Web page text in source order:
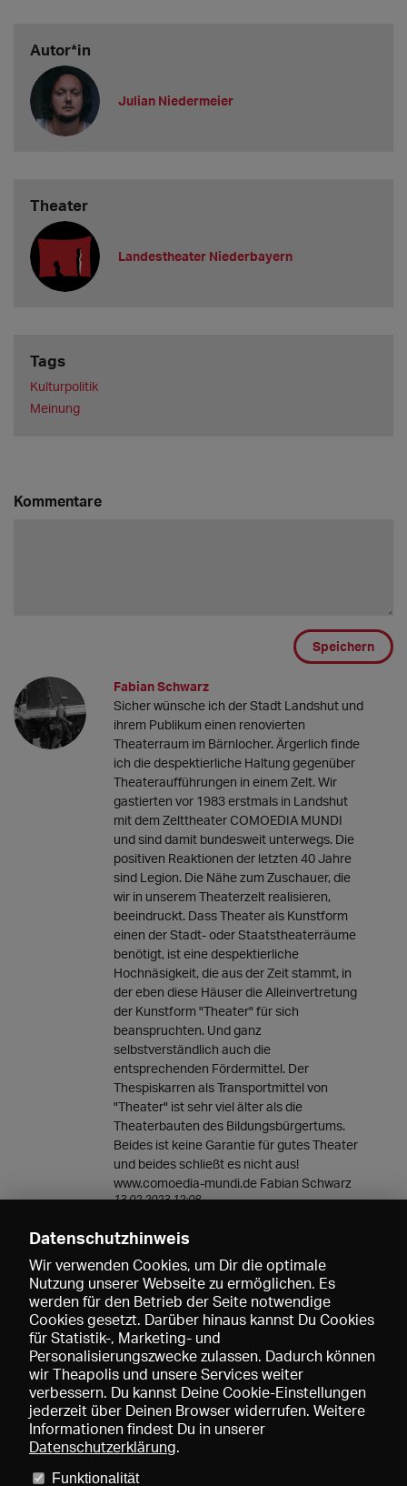
Autor*in
Julian Niedermeier
Theater
Landestheater Niederbayern
Tags
Kulturpolitik
Meinung
Kommentare
Speichern
Fabian Schwarz
Sicher wünsche ich der Stadt Landshut und
ihrem Publikum einen renovierten
Theaterraum im Bärnlocher. Ärgerlich finde
ich die despektierliche Haltung gegenüber
Theateraufführungen in einem Zelt. Wir
gastierten vor 1983 erstmals in Landshut
mit dem Zelttheater COMOEDIA MUNDI
und sind damit bundesweit unterwegs. Die
positiven Reaktionen der letzten 40 Jahre
sind Legion. Die Nähe zum Zuschauer, die
wir in unserem Theaterzelt realisieren,
beeindruckt. Dass Theater als Kunstform
einen der Stadt- oder Staatstheaterräume
benötigt, ist eine despektierliche
Hochnäsigkeit, die aus der Zeit stammt, in
der eben diese Häuser die Alleinvertretung
der Kunstform "Theater" für sich
beanspruchten. Und ganz
selbstverständlich auch die
entsprechenden Fördermittel. Der
Thespiskarren als Transportmittel von
"Theater" ist sehr viel älter als die
Theaterbauten des Bildungsbürgertums.
Beides ist keine Garantie für gutes Theater
und beides schließt es nicht aus!
www.comoedia-mundi.de Fabian Schwarz
13.02.2023 12:08
Waltraud Auer
Furchtbar.
So eine hübsche Stadt wie Landshut hat ein
ebenso schönes Theaterhaus verdient.
11.02.2023 14:03
Datenschutzhinweis
Wir verwenden Cookies, um Dir die optimale
Nutzung unserer Webseite zu ermöglichen. Es
werden für den Betrieb der Seite notwendige
Cookies gesetzt. Darüber hinaus kannst Du Cookies
für Statistik-, Marketing- und
Personalisierungszwecke zulassen. Dadurch können
wir Theapolis und unsere Services weiter
verbessern. Du kannst Deine Cookie-Einstellungen
jederzeit über Deinen Browser widerrufen. Weitere
Informationen findest Du in unserer
Datenschutzerklärung.
Funktionalität